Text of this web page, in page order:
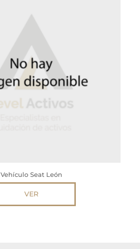
Vehículo Seat León
VER